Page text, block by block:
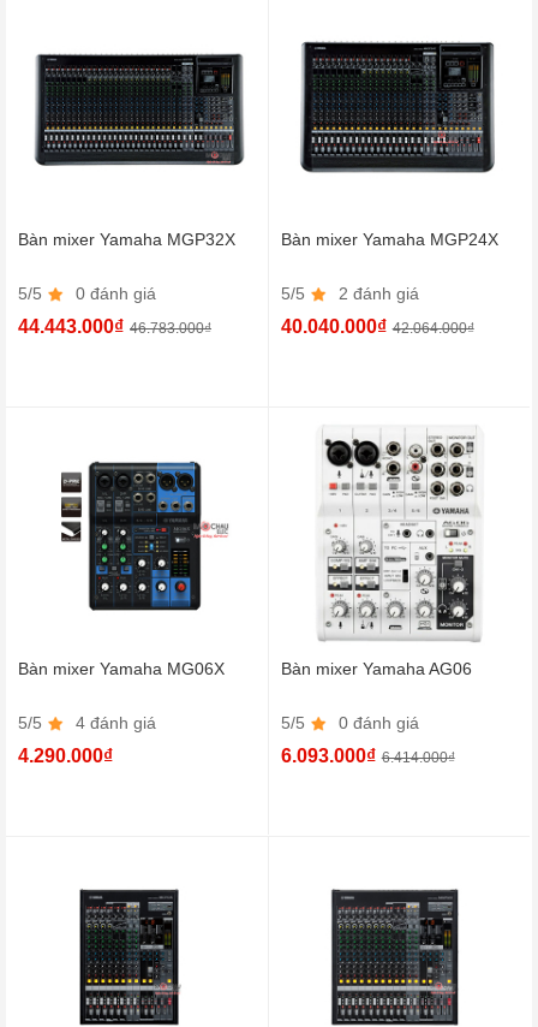
Bàn mixer Yamaha MGP32X
5/5 0 đánh giá
44.443.000₫ 46.783.000₫
Bàn mixer Yamaha MGP24X
5/5 2 đánh giá
40.040.000₫ 42.064.000₫
Bàn mixer Yamaha MG06X
5/5 4 đánh giá
4.290.000₫
Bàn mixer Yamaha AG06
5/5 0 đánh giá
6.093.000₫ 6.414.000₫